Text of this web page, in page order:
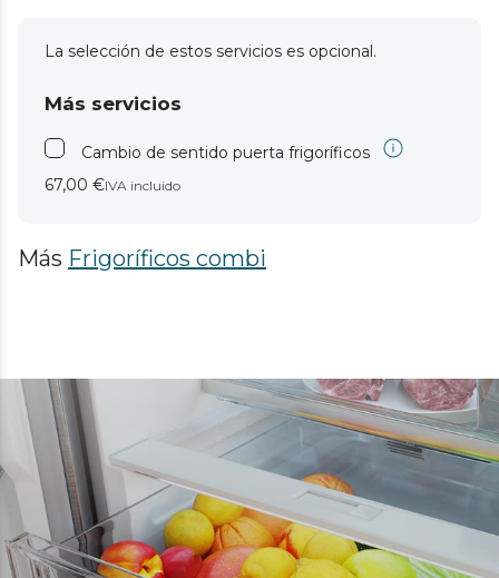
La selección de estos servicios es opcional.
Más servicios
Cambio de sentido puerta frigoríficos
67,00 €IVA incluido
Más Frigoríficos combi